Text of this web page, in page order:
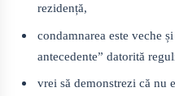
rezidență,
condamnarea este veche
antecedente” datorită
vrei să demonstrezi că nu